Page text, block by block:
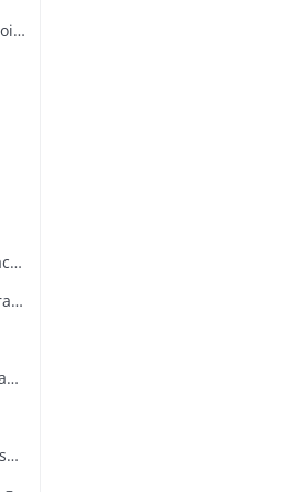
Carte routière du département du Haut-Rhin pour être jointe au projet d'une route à ouvrir entre Saint-Maurice et Sewen
Carte mineralogique d'une partie des Vosges et de l'Alsace (Thann-Guebwiller, Colmar, Neuf-Brisach)
Avant projet d'un nouveau port du Rhin en amont de Strasbourg
Carte départementale : Haut-Rhin. Paris, Editions Géographiques André Lesot.
KIEPERT, Heinrich. Specialkarte über den Gebietsaustausch an der deutsch-französischen. Grenze nach dem Friedensvertrag von Frankfurt. Berlin, Reuier.